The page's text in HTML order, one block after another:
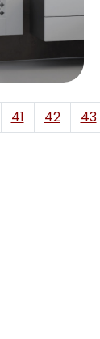
41 42 43